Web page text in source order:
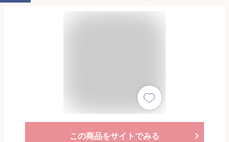
この商品をサイトでみる